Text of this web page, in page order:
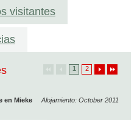
visitantes
1 2
Alojamiento: October 2011
en Mieke